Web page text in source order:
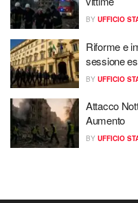
BY UFFICIO
Riforme e
sessione
BY UFFICIO
Attacco
Aumento
BY UFFICIO